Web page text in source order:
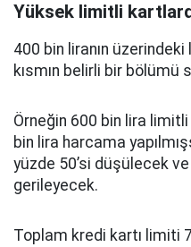
Yüksek limitli
400 bin liranın
kısmın belirli bir bölümü
Örneğin 600 bin lira
bin lira harcama
yüzde 50’si düşülecek
gerileyecek.
Toplam kredi kartı limiti